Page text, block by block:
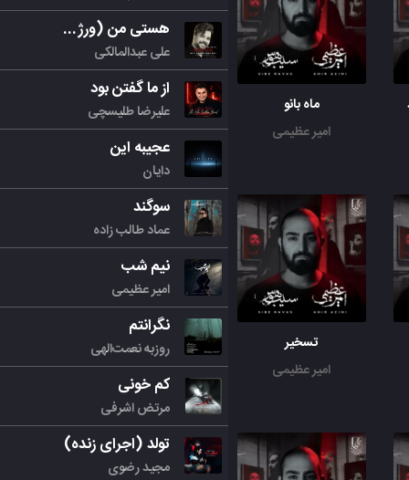
ماه بانو
امیر عظیمی
تسخیر
امیر عظیمی
هستی من (ورژن جدید)
علی عبدالمالکی
از ما گفتن بود
علیرضا طلیسچی
عجیبه این
دایان
سوگند
عماد طالب زاده
نیم شب
امیر عظیمی
نگرانتم
روزبه نعمت‌الهی
کم خونی
مرتض اشرفی
تولد (اجرای زنده)
مجید رضوی